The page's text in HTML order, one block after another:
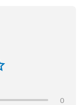
dagar vid normal
du 60 % på ungefär
0